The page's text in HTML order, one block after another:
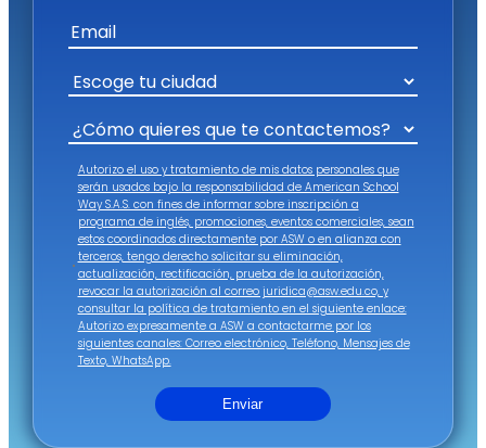
Autorizo el uso y tratamiento de mis datos personales que
serán usados bajo la responsabilidad de American School
Way S.A.S. con fines de informar sobre inscripción a
programa de inglés, promociones, eventos comerciales, sean
estos coordinados directamente por ASW o en alianza con
terceros, tengo derecho solicitar su eliminación,
actualización, rectificación, prueba de la autorización,
revocar la autorización al correo juridica@asw.edu.co, y
consultar la política de tratamiento en el siguiente enlace:
Autorizo expresamente a ASW a contactarme por los
siguientes canales: Correo electrónico, Teléfono, Mensajes de
Texto, WhatsApp.
Enviar